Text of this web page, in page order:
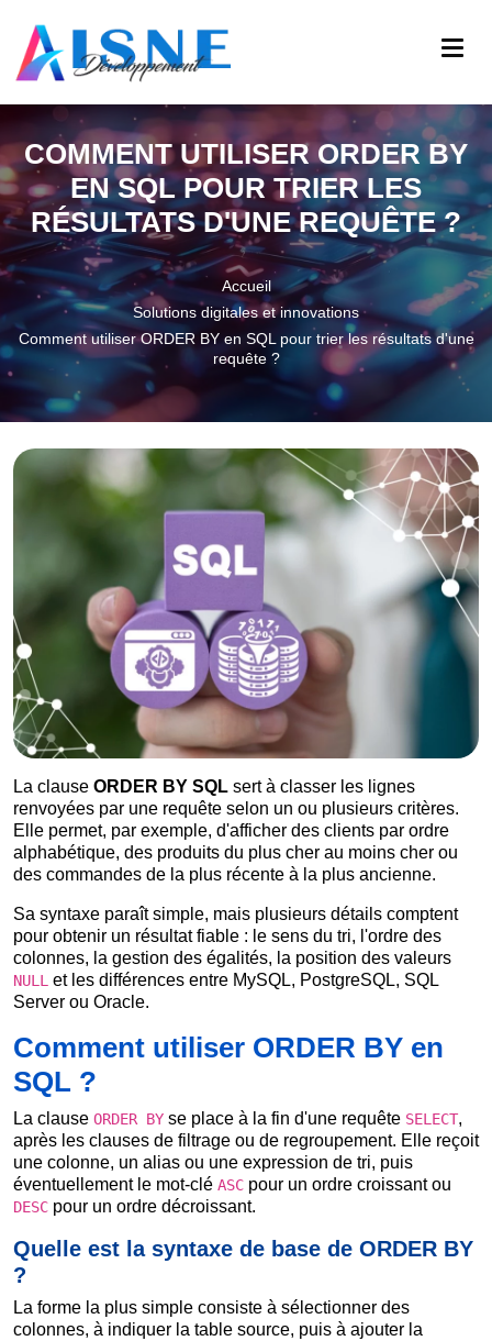
COMMENT UTILISER ORDER BY
EN SQL POUR TRIER LES
RÉSULTATS D'UNE REQUÊTE ?
Accueil
Solutions digitales et innovations
Comment utiliser ORDER BY en SQL pour trier les résultats d'une
requête ?
La clause ORDER BY SQL sert à classer les lignes
renvoyées par une requête selon un ou plusieurs critères.
Elle permet, par exemple, d'afficher des clients par ordre
alphabétique, des produits du plus cher au moins cher ou
des commandes de la plus récente à la plus ancienne.
Sa syntaxe paraît simple, mais plusieurs détails comptent
pour obtenir un résultat fiable : le sens du tri, l'ordre des
colonnes, la gestion des égalités, la position des valeurs
NULL et les différences entre MySQL, PostgreSQL, SQL
Server ou Oracle.
Comment utiliser ORDER BY en
SQL ?
La clause ORDER BY se place à la fin d'une requête SELECT,
après les clauses de filtrage ou de regroupement. Elle reçoit
une colonne, un alias ou une expression de tri, puis
éventuellement le mot-clé ASC pour un ordre croissant ou
DESC pour un ordre décroissant.
Quelle est la syntaxe de base de ORDER BY
?
La forme la plus simple consiste à sélectionner des
colonnes, à indiquer la table source, puis à ajouter la